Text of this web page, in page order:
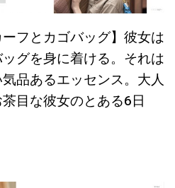
ーフとカゴバッグ】彼女は
グを身に着ける。それは
品あるエッセンス。大人
目な彼女のとある6日